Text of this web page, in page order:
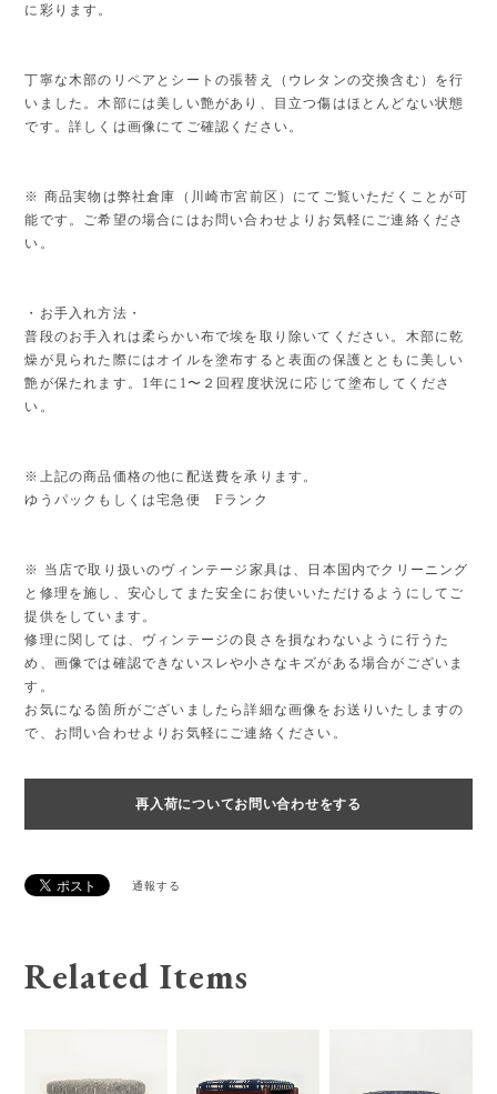
に彩ります。
丁寧な木部のリペアとシートの張替え（ウレタンの交換含む）を行
いました。木部には美しい艶があり、目立つ傷はほとんどない状態
です。詳しくは画像にてご確認ください。
※ 商品実物は弊社倉庫（川崎市宮前区）にてご覧いただくことが可
能です。ご希望の場合にはお問い合わせよりお気軽にご連絡くださ
い。
・お手入れ方法・
普段のお手入れは柔らかい布で埃を取り除いてください。木部に乾
燥が見られた際にはオイルを塗布すると表面の保護とともに美しい
艶が保たれます。1年に1〜２回程度状況に応じて塗布してくださ
い。
※上記の商品価格の他に配送費を承ります。
ゆうパックもしくは宅急便 Fランク
※ 当店で取り扱いのヴィンテージ家具は、日本国内でクリーニング
と修理を施し、安心してまた安全にお使いいただけるようにしてご
提供をしています。
修理に関しては、ヴィンテージの良さを損なわないように行うた
め、画像では確認できないスレや小さなキズがある場合がございま
す。
お気になる箇所がございましたら詳細な画像をお送りいたしますの
で、お問い合わせよりお気軽にご連絡ください。
再入荷についてお問い合わせをする
通報する
Related Items